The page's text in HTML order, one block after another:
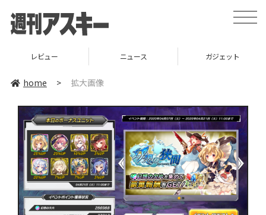
toggle
レビュー ニュース ガジェット
home > 拡大画像